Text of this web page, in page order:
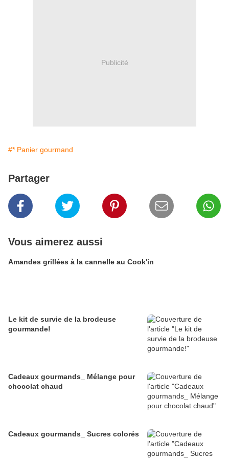
Publicité
#* Panier gourmand
Partager
Vous aimerez aussi
Amandes grillées à la cannelle au Cook'in
Le kit de survie de la brodeuse
gourmande!
Cadeaux gourmands_ Mélange pour
chocolat chaud
Cadeaux gourmands_ Sucres colorés